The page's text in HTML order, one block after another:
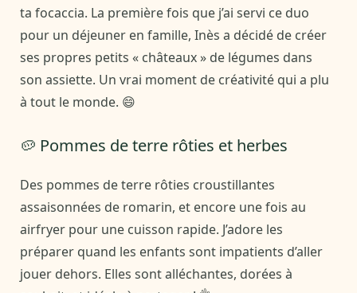
ta focaccia. La première fois que j’ai servi ce duo
pour un déjeuner en famille, Inès a décidé de créer
ses propres petits « châteaux » de légumes dans
son assiette. Un vrai moment de créativité qui a plu
à tout le monde. 😄
🥔 Pommes de terre rôties et herbes
Des pommes de terre rôties croustillantes
assaisonnées de romarin, et encore une fois au
airfryer pour une cuisson rapide. J’adore les
préparer quand les enfants sont impatients d’aller
jouer dehors. Elles sont alléchantes, dorées à